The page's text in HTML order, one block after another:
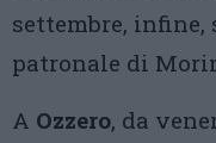
settembre, infine,
patronale di
A Ozzero, da